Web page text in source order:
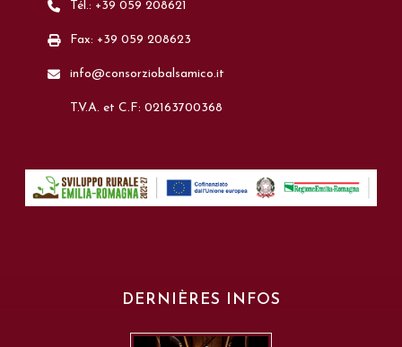
Tél.: +39 059 208621
Fax: +39 059 208623
info@consorziobalsamico.it
T.V.A. et C.F: 02163700368
DERNIÈRES INFOS